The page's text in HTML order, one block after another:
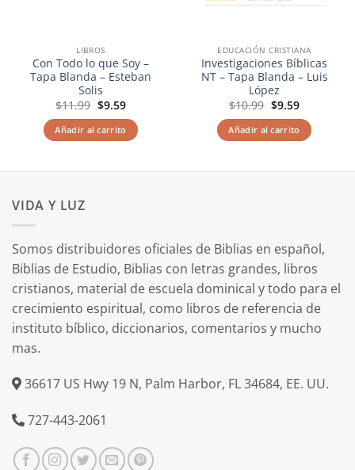
LIBROS
Con Todo lo que Soy –
Tapa Blanda – Esteban
Solis
$11.99 El
precio
original
era:
$11.99.
$9.59El
actual
es:
$9.59.
Añadir al carrito
EDUCACIÓN CRISTIANA
Investigaciones Bíblicas
NT – Tapa Blanda – Luis
López
$10.99 El
precio
original
era:
$10.99.
$9.59El
actual
es:
$9.59.
Añadir al carrito
VIDA Y LUZ
Somos distribuidores oficiales de Biblias en español,
Biblias de Estudio, Biblias con letras grandes, libros
cristianos, material de escuela dominical y todo para el
crecimiento espiritual, como libros de referencia de
instituto bíblico, diccionarios, comentarios y mucho
mas.
36617 US Hwy 19 N, Palm Harbor, FL 34684, EE. UU.
727-443-2061